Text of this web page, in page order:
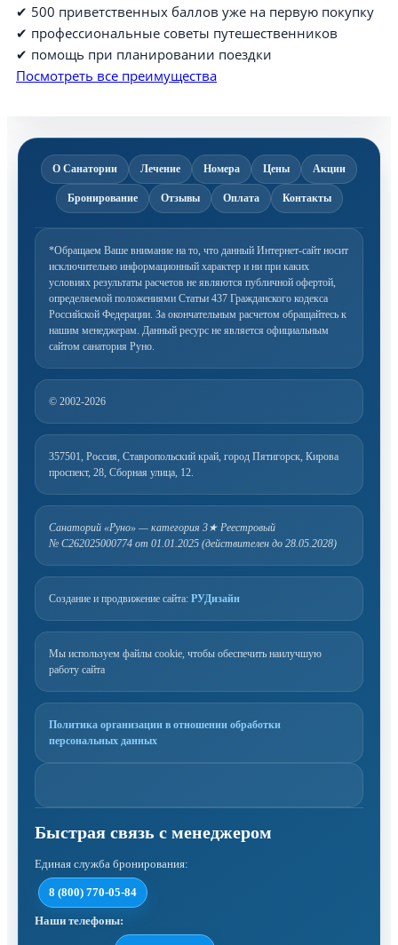
✔ 500 приветственных баллов уже на первую покупку
✔ профессиональные советы путешественников
✔ помощь при планировании поездки
Посмотреть все преимущества
О Санатории Лечение Номера Цены Акции
Бронирование Отзывы Оплата Контакты
*Обращаем Ваше внимание на то, что данный Интернет-сайт носит
исключительно информационный характер и ни при каких
условиях результаты расчетов не являются публичной офертой,
определяемой положениями Статьи 437 Гражданского кодекса
Российской Федерации. За окончательным расчетом обращайтесь к
нашим менеджерам. Данный ресурс не является официальным
сайтом санатория Руно.
© 2002-2026
357501, Россия, Ставропольский край, город Пятигорск, Кирова
проспект, 28, Сборная улица, 12.
Санаторий «Руно» — категория 3★ Реестровый
№ С262025000774 от 01.01.2025 (действителен до 28.05.2028)
Создание и продвижение сайта: РУДизайн
Мы используем файлы cookie, чтобы обеспечить наилучшую
работу сайта
Политика организации в отношении обработки
персональных данных
Единая служба бронирования:
8 (800) 770-05-84
Наши телефоны: